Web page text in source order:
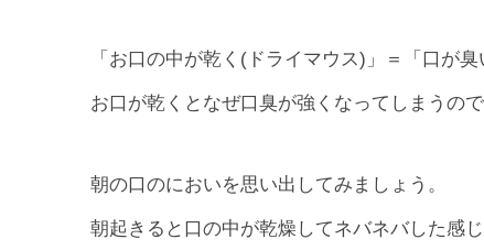
「お口の中が乾く(ドライマウス)」＝「口が
お口が乾くとなぜ口臭が強くなってしまうの
朝の口のにおいを思い出してみましょう。
朝起きると口の中が乾燥してネバネバした感